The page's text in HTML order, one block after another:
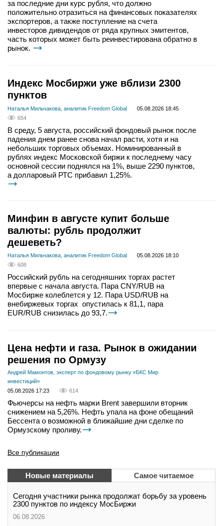
за последние дни курс рубля, что должно
положительно отразиться на финансовых показателях
экспортеров, а также поступление на счета
инвесторов дивидендов от ряда крупных эмитентов,
часть которых может быть реинвестирована обратно в
рынок.
Индекс Мосбиржи уже вблизи 2300
пунктов
Наталья Мильчакова, аналитик Freedom Global
05.08.2026 18:45
654
В среду, 5 августа, российский фондовый рынок после
падения днем ранее снова начал расти, хотя и на
небольших торговых объемах. Номинированный в
рублях индекс Московской биржи к последнему часу
основной сессии поднялся на 1%, выше 2290 пунктов,
а долларовый РТС прибавил 1,25%.
Минфин в августе купит больше
валюты: рубль продолжит
дешеветь?
Наталья Мильчакова, аналитик Freedom Global
05.08.2026 18:10
608
Российский рубль на сегодняшних торгах растет
впервые с начала августа. Пара CNY/RUB на
Мосбирже колеблется у 12. Пара USD/RUB на
внебиржевых торгах опустилась к 81,1, пара
EUR/RUB снизилась до 93,7.
Цена нефти и газа. Рынок в ожидании
решения по Ормузу
Андрей Мамонтов, эксперт по фондовому рынку «БКС Мир
инвестиций»
05.08.2026 17:23
614
Фьючерсы на нефть марки Brent завершили вторник
снижением на 5,26%. Нефть упала на фоне обещаний
Бессента о возможной в ближайшие дни сделке по
Ормузскому проливу.
Все публикации
Новые материалы Самое читаемое
Сегодня участники рынка продолжат борьбу за уровень
2300 пунктов по индексу МосБиржи
06.08.2026